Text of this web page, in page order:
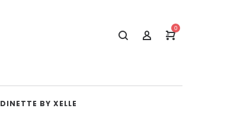
0
DINETTE BY XELLE